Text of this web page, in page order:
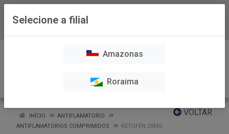
VOLTAR
INÍCIO
ANTIFLAMATORIO
ANTIFLAMATORIOS COMPRIMIDOS
KETOFEN 20MG
Selecione a filial
Amazonas
Roraima